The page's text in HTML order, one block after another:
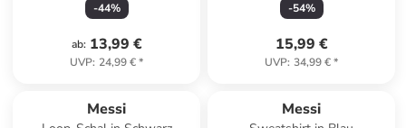
-44%
ab: 13,99 €
UVP: 24,99 €*
-54%
15,99 €
UVP: 34,99 €*
Messi Messi